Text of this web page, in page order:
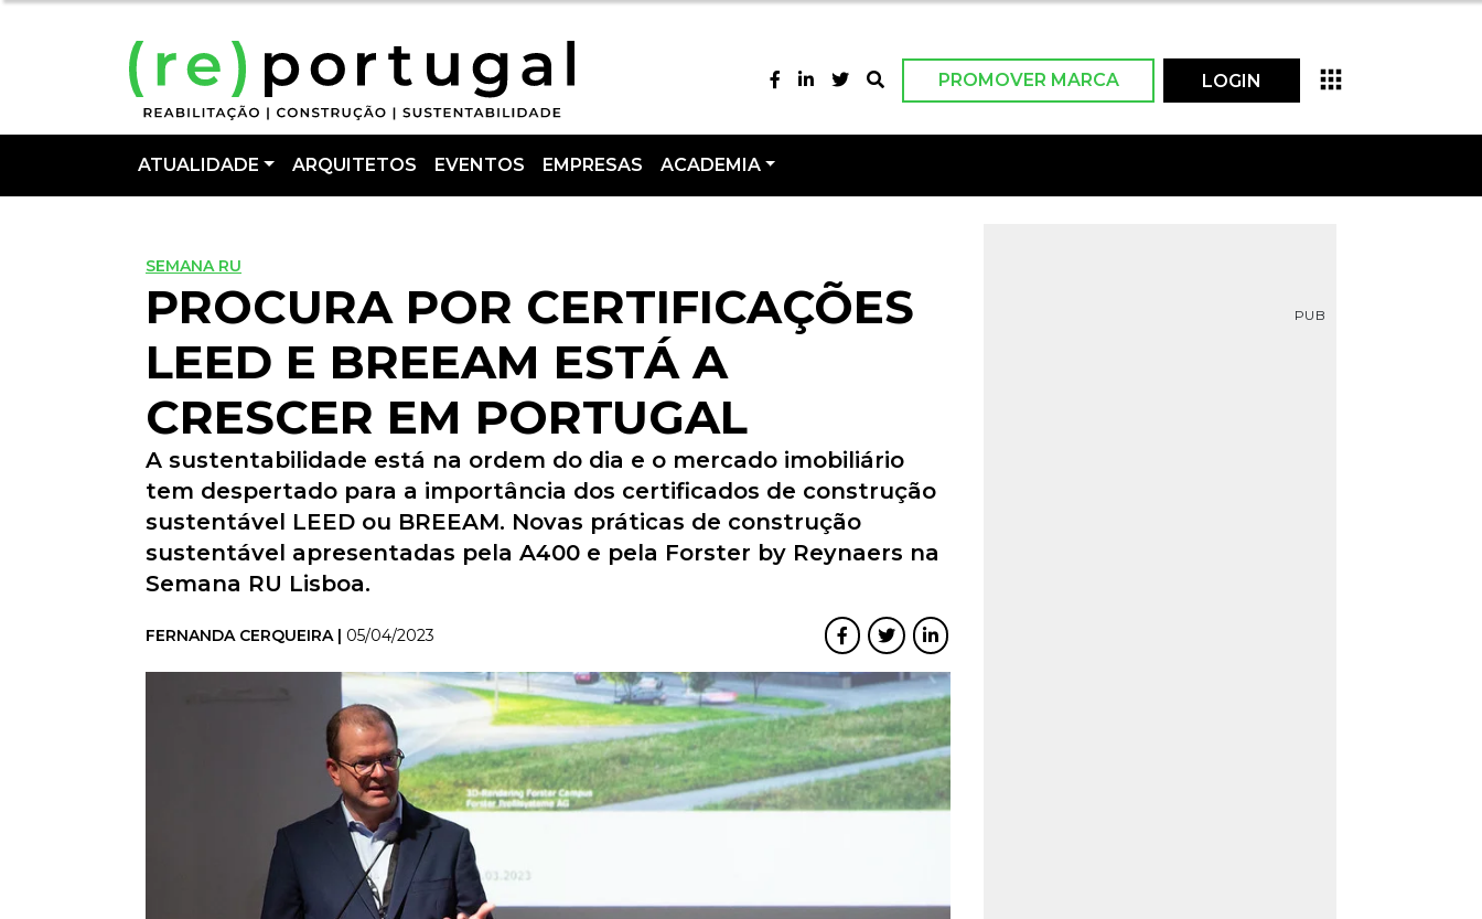
PROMOVER MARCA LOGIN
ATUALIDADE ARQUITETOS EVENTOS EMPRESAS ACADEMIA
SEMANA RU
PROCURA POR CERTIFICAÇÕES
LEED E BREEAM ESTÁ A
CRESCER EM PORTUGAL
A sustentabilidade está na ordem do dia e o mercado imobiliário
tem despertado para a importância dos certificados de construção
sustentável LEED ou BREEAM. Novas práticas de construção
sustentável apresentadas pela A400 e pela Forster by Reynaers na
Semana RU Lisboa.
FERNANDA CERQUEIRA | 05/04/2023
PUB